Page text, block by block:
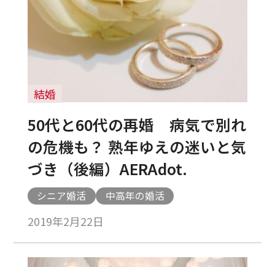
結婚
50代と60代の再婚 病気で別れ
の危機も？ 熟年ゆえの迷いと気
づき（後編）AERAdot.
シニア婚活 中高年の婚活
2019年2月22日